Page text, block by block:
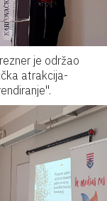
je održao
atrakcija-